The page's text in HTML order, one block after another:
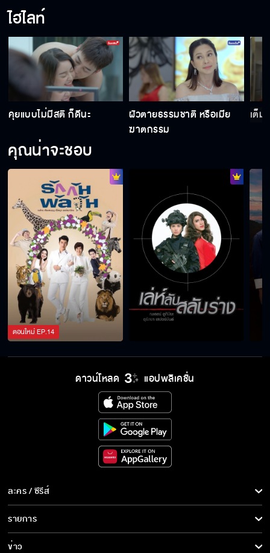
กูตายแล้วจริงๆ เหรอวะ
แม่ขอลูกสาวแม่คืน
ไม่กล้าขัดขืน หรือว่าหิว
มีคนยืมมือกูทำร้ายมึง
แท้งได้ก็คงจะดี
เช็ดอีกที จูบปากเลยนะ
ได้สักทีก็คงจะดี
ไฮไลท์
คุยแบบไม่มีสติ ก็ดีนะ
ผัวตายธรรมชาติ หรือเมีย
ฆาตกรรม
เต็ม
คุณน่าจะชอบ
ตอนใหม่EP.14
ดาวน์โหลด แอปพลิเคชั่น
ละคร / ซีรีส์
ละคร/ซีรีส์
ซีรีส์นานาชาติ
รายการ
รายการทั้งหมด
ข่าว